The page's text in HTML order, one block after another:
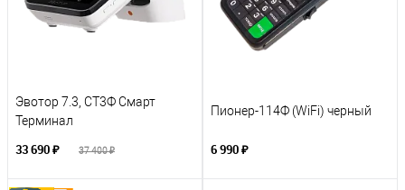
Эвотор 7.3, СТ3Ф Смарт
Терминал
33 690 ₽ 37 400 ₽
Пионер-114Ф (WiFi) черный
6 990 ₽